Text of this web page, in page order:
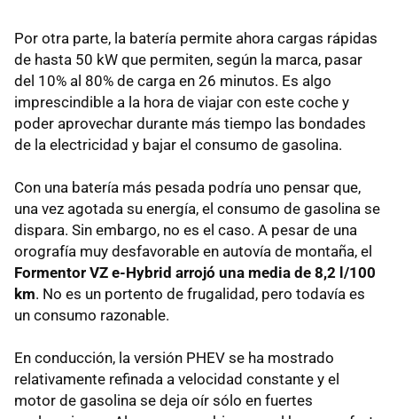
Por otra parte, la batería permite ahora cargas rápidas
de hasta 50 kW que permiten, según la marca, pasar
del 10% al 80% de carga en 26 minutos. Es algo
imprescindible a la hora de viajar con este coche y
poder aprovechar durante más tiempo las bondades
de la electricidad y bajar el consumo de gasolina.
Con una batería más pesada podría uno pensar que,
una vez agotada su energía, el consumo de gasolina se
dispara. Sin embargo, no es el caso. A pesar de una
orografía muy desfavorable en autovía de montaña, el
Formentor VZ e-Hybrid arrojó una media de 8,2 l/100
km. No es un portento de frugalidad, pero todavía es
un consumo razonable.
En conducción, la versión PHEV se ha mostrado
relativamente refinada a velocidad constante y el
motor de gasolina se deja oír sólo en fuertes